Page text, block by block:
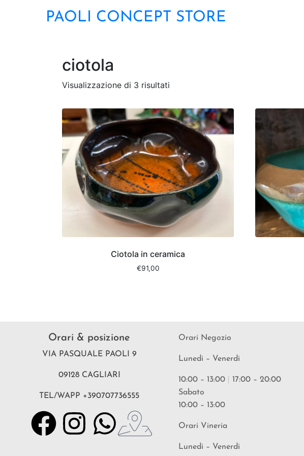
PAOLI CONCEPT STORE
ciotola
Visualizzazione di 3 risultati
Ciotola in ceramica
€91,00
Orari & posizione
VIA PASQUALE PAOLI 9
09128 CAGLIARI
TEL/WAPP +390707736555
Orari Negozio
Lunedi – Venerdi
10:00 – 13:00
17:00 – 20:00
Sabato
10:00 – 13:00
Orari Vineria
Lunedi – Venerdi